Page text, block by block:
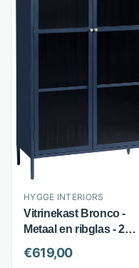
HYGGE INTERIORS
Vitrinekast Bronco -
Metaal en ribglas - 2
deuren en 3
legplanken - Blauw -
€619,00